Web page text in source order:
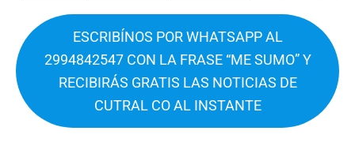
ESCRIBÍNOS POR WHATSAPP AL
2994842547 CON LA FRASE “ME SUMO” Y
RECIBIRÁS GRATIS LAS NOTICIAS DE
CUTRAL CO AL INSTANTE